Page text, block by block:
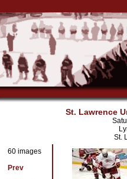
St. Lawrence
St.
60 images
Prev